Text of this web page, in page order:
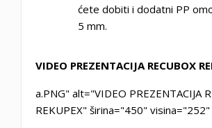
ćete dobiti i dodatni PP
5 mm.
VIDEO PREZENTACIJA RECUBOX
a.PNG" alt="VIDEO PREZENTACIJA
REKUPEX" širina="450"